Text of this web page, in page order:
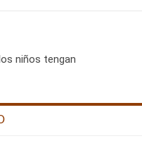
niños tengan